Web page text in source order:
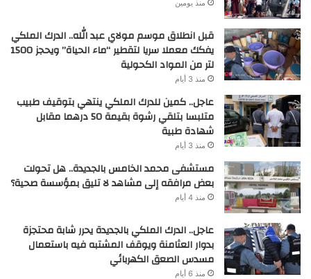
منذ يومين
قبل انطلاق موسم مولاي عبد الله.. الدرك الملكي
يفكك معملا سريا لتقطير “ماء الحياة” ويحجز 1500
لتر من المواد الكحولية
منذ 3 أيام
عاجل.. كمين للدرك الملكي ينتهي بتوقيف طبيب
متلبسا بتلقي رشوة بقيمة 50 درهما مقابل
شهادة طبية
منذ 3 أيام
مستشفى محمد الخامس بالجديدة.. هل تحولت
بعض مرافقه إلى مشاهد لا تليق بمؤسسة صحية؟
منذ 4 أيام
عاجل.. الدرك الملكي بالجديدة يحرر شابة محتجزة
بدوار العثامنة ويوقف المشتبه فيه باستعمال
مسدس الصعق الكهربائي
منذ 6 أيام